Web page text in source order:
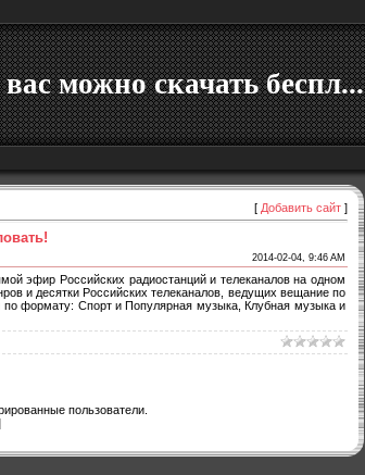
можно скачать беспл...
[ Добавить сайт ]
2014-02-04, 9:46 AM
эфир Российских радиостанций и телеканалов на одном
и десятки Российских телеканалов, ведущих вещание по
по формату: Спорт и Популярная музыка, Клубная музыка и
пользователи.